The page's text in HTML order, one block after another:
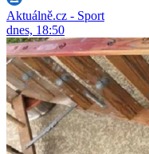
Aktuálně.cz - Sport
dnes, 18:50